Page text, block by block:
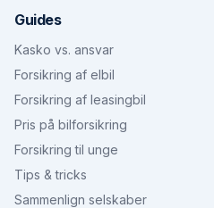
Guides
Kasko vs. ansvar
Forsikring af elbil
Forsikring af leasingbil
Pris på bilforsikring
Forsikring til unge
Tips & tricks
Sammenlign selskaber